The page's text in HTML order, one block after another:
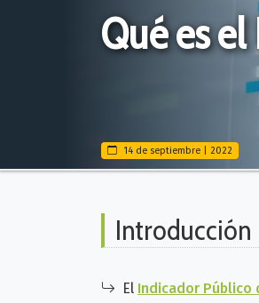
Qué es el
14 de septiembre | 2022
Introducción
El Indicador Público